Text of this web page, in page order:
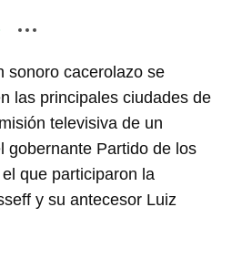
sonoro cacerolazo se
las principales ciudades de
televisiva de un
gobernante Partido de los
que participaron la
y su antecesor Luiz